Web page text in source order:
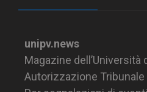
unipv.news
Magazine dell’Università
Autorizzazione Tribunale